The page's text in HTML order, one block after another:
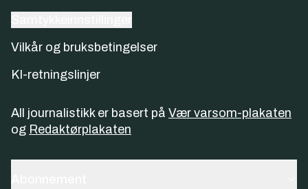
Vilkår og bruksbetingelser
KI-retningslinjer
All journalistikk er basert på Vær varsom-plakaten
og Redaktørplakaten